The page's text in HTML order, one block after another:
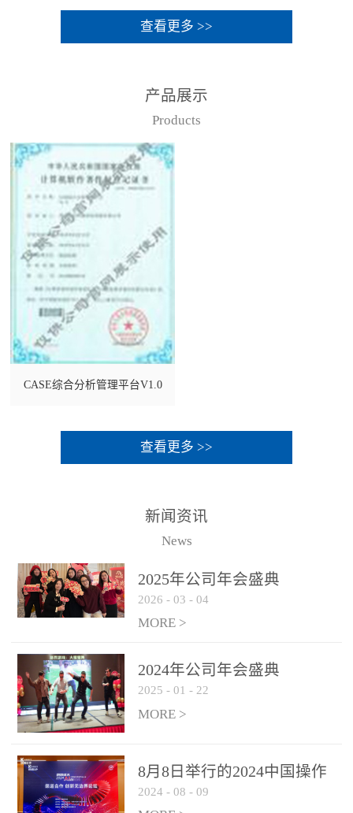
查看更多 >>
产品展示
Products
CASE综合分析管理平台V1.0
查看更多 >>
新闻资讯
News
2025年公司年会盛典
2026 - 03 - 04
MORE >
2024年公司年会盛典
2025 - 01 - 22
MORE >
8月8日举行的2024中国操作
系统产业大会渠道论坛，科
2024 - 08 - 09